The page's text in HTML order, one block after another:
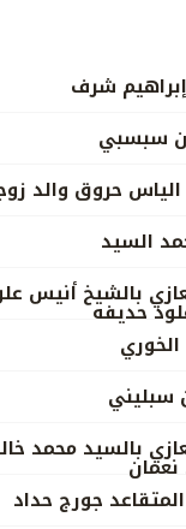
إبراهيم شرف
سبسبي
حروق والد
السيد
بالشيخ أنيس
حديفه
سبليني
بالسيد محمد
جورج حداد